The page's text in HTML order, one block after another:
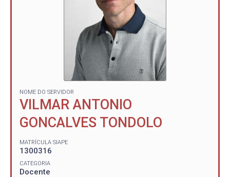
NOME DO SERVIDOR
VILMAR ANTONIO
GONCALVES TONDOLO
MATRÍCULA SIAPE
1300316
CATEGORIA
Docente